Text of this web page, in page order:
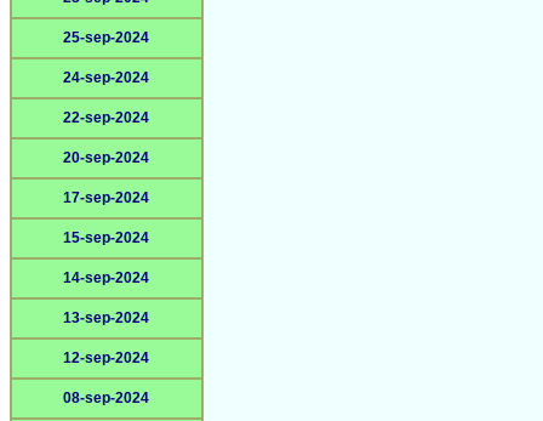
25-sep-2024
24-sep-2024
22-sep-2024
20-sep-2024
17-sep-2024
15-sep-2024
14-sep-2024
13-sep-2024
12-sep-2024
08-sep-2024